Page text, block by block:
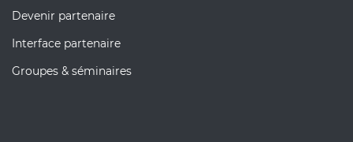
Devenir partenaire
Interface partenaire
Groupes & séminaires